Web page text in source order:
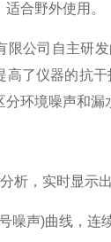
合野外使用。
限公司自主研
高了仪器的抗
环境噪声和漏
析，实时显示
噪声)曲线，连